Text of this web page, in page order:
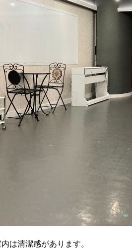
は清潔感があります。